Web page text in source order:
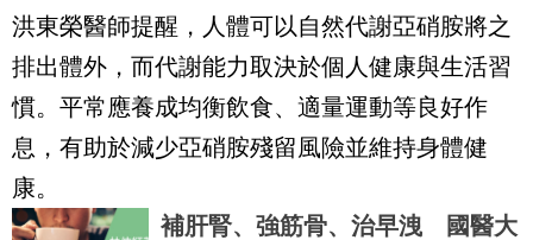
洪東榮醫師提醒，人體可以自然代謝亞硝胺將之
排出體外，而代謝能力取決於個人健康與生活習
慣。平常應養成均衡飲食、適量運動等良好作
息，有助於減少亞硝胺殘留風險並維持身體健
康。
補肝腎、強筋骨、治早洩 國醫大